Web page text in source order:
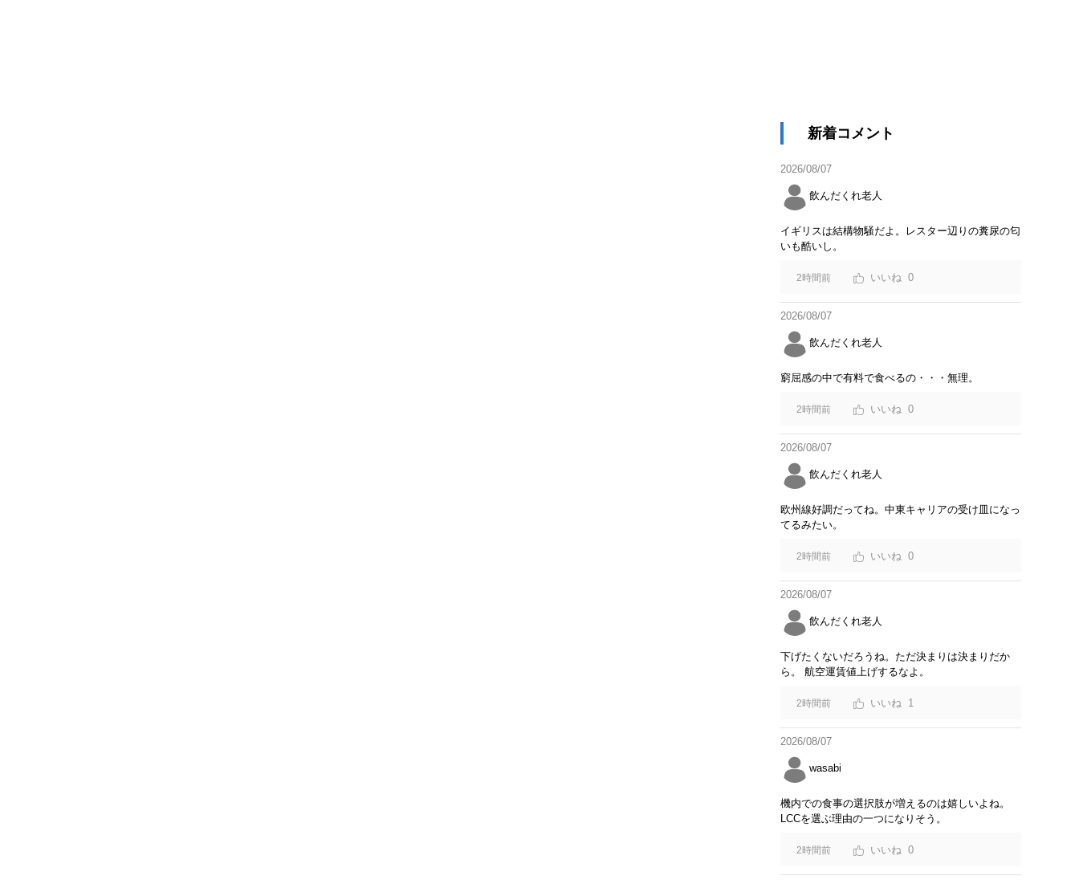
新着コメント
2026/08/07
飲んだくれ老人
イギリスは結構物騒だよ。レスター辺りの糞尿の匂
いも酷いし。
2時間前 0
2026/08/07
飲んだくれ老人
窮屈感の中で有料で食べるの・・・無理。
2時間前 0
2026/08/07
飲んだくれ老人
欧州線好調だってね。中東キャリアの受け皿になっ
てるみたい。
2時間前 0
2026/08/07
飲んだくれ老人
下げたくないだろうね。ただ決まりは決まりだか
ら。 航空運賃値上げするなよ。
2時間前 1
2026/08/07
wasabi
機内での食事の選択肢が増えるのは嬉しいよね。
LCCを選ぶ理由の一つになりそう。
2時間前 0